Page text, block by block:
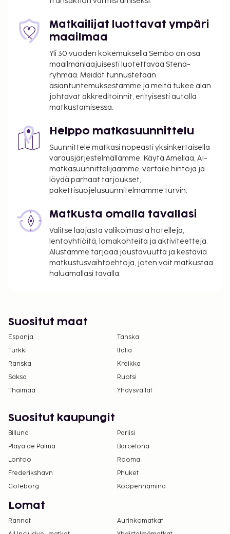
tarjotaan päivittäin klo 5.00–10.00. Tämän
majoituspaikan virallisen tähtiluokituksen on
Maksu buffetaamiaisesta: noin 9.5 EUR aikuisille
ja 4.75 EUR lapsille
Lemmikit: 8 EUR per lemmikki per yö
Avustajaeläimistä ei veloiteta lisämaksuja
takuumaksut eivät välttämättä sisällä veroja, ja ne
saattavat muuttua.
Kansallisten määräysten vuoksi käteismaksut
eivät voi ylittää 1000 EUR:n suuruista summaa
tässä majoituspaikassa. Saat lisätietoja asiasta
ottamalla yhteyttä majoituspaikkaan
varausvahvistuksessa olevien tietojen avulla.
Matkailijat luottavat ympäri
maailmaa
Yli 30 vuoden kokemuksella Sembo on osa
maailmanlaajuisesti luotettavaa Stena-
ryhmää. Meidät tunnustetaan
asiantuntemuksestamme ja meitä tukee alan
johtavat akkreditoinnit, erityisesti autolla
matkustamisessa.
Helppo matkasuunnittelu
Suunnittele matkasi nopeasti yksinkertaisella
varausjärjestelmällämme. Käytä Ameliaa, AI-
matkasuunnittelijaamme, vertaile hintoja ja
löydä parhaat tarjoukset,
pakettisuojelusuunnitelmamme turvin.
Matkusta omalla tavallasi
Valitse laajasta valikoimasta hotelleja,
lentoyhtiöitä, lomakohteita ja aktiviteetteja.
Alustamme tarjoaa joustavuutta ja kestäviä
matkustusvaihtoehtoja, joten voit matkustaa
haluamallasi tavalla.
Suositut maat
Espanja
Tanska
Turkki
Italia
Ranska
Kreikka
Saksa
Ruotsi
Thaimaa
Yhdysvallat
Suositut kaupungit
Billund
Pariisi
Playa de Palma
Barcelona
Lontoo
Rooma
Frederikshavn
Phuket
Göteborg
Kööpenhamina
Lomat
Rannat
Aurinkomatkat